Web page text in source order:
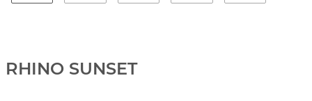
RHINO SUNSET